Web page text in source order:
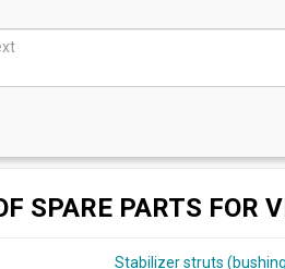
SPARE PARTS FOR
Stabilizer struts